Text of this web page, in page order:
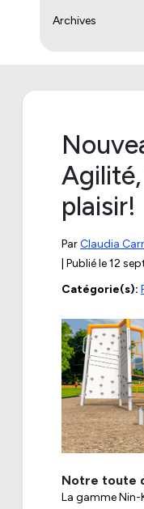
Archives
plaisir!
ParClaudia
| Publié le12
Catégorie(s):
Notre toute
La gamme Nin-